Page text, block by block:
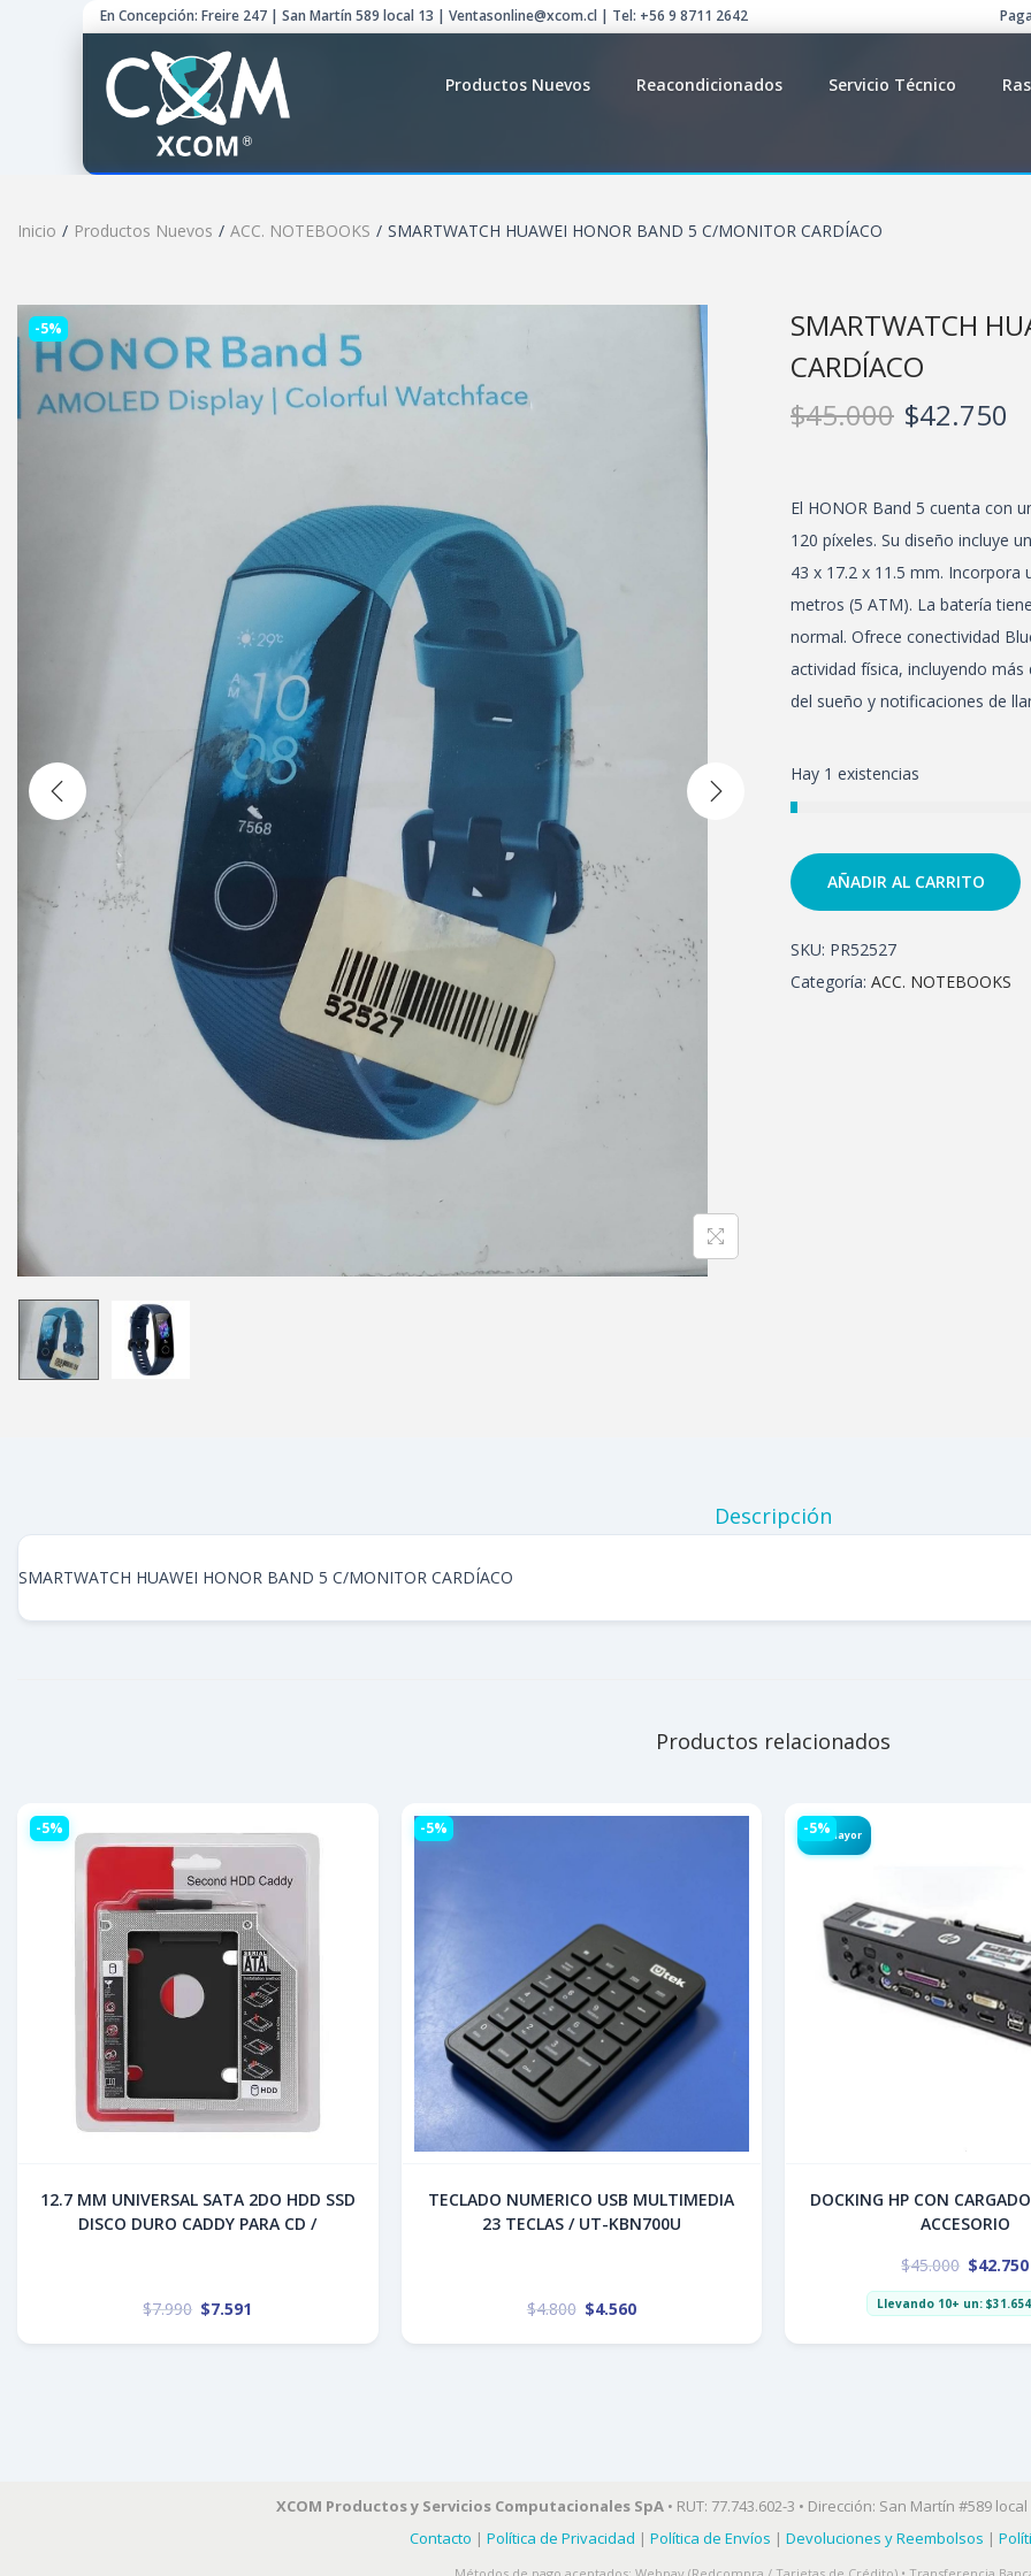
En Concepción: Freire 247 | San Martín 589 local 13 | Ventasonline@xcom.cl | Tel: +56 9 8711 2642
Productos Nuevos Reacondicionados Servicio Técnico
Inicio / Productos Nuevos / ACC. NOTEBOOKS / SMARTWATCH HUAWEI HONOR BAND 5 C/MONITOR CARDÍACO
-5%
SMARTWATCH
CARDÍACO
$45.000 $42.750
El HONOR Band 5 cuenta con
120 píxeles. Su diseño incluye
43 x 17.2 x 11.5 mm.
metros (5 ATM). La batería
normal. Ofrece conectividad
actividad física, incluyendo
del sueño y notificaciones de
Hay 1 existencias
AÑADIR AL CARRITO
SKU: PR52527
Categoría: ACC. NOTEBOOKS
Descripción
SMARTWATCH HUAWEI HONOR BAND 5 C/MONITOR CARDÍACO
Productos relacionados
-5%
12.7 MM UNIVERSAL SATA 2DO HDD SSD
DISCO DURO CADDY PARA CD /
$7.990 $7.591
-5%
TECLADO NUMERICO USB MULTIMEDIA
23 TECLAS / UT-KBN700U
$4.800 $4.560
Por Mayor
-5%
DOCKING HP CON
ACCESORIO
$45.000 $42.750
Llevando 10+ un: $31.654
XCOM Productos y Servicios Computacionales SpA • RUT: 77.743.602-3 • Dirección: San Martín #589
Contacto | Política de Privacidad | Política de Envíos | Devoluciones y Reembolsos |